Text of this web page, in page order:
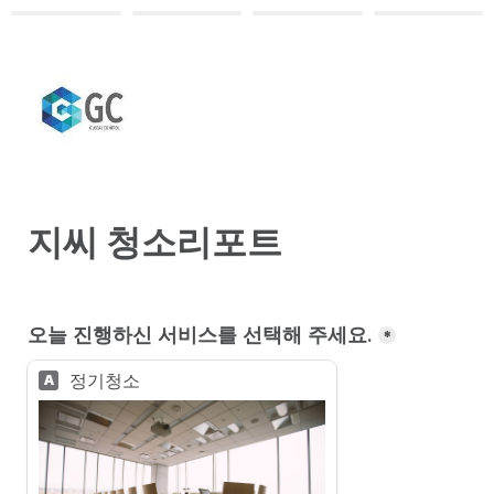
지씨 청소리포트
오늘 진행하신 서비스를 선택해 주세요. *
A 정기청소